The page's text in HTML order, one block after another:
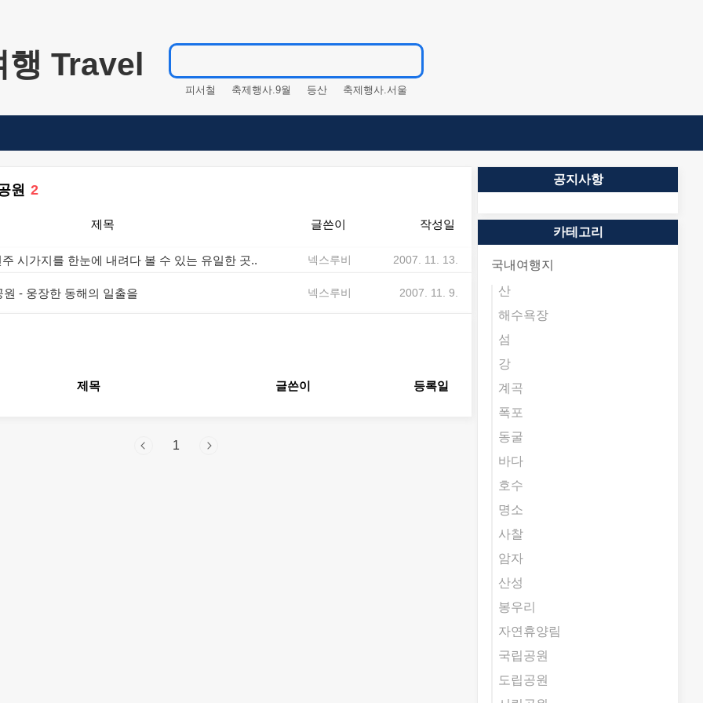
행 Travel
피서철 축제행사.9월 등산
축제행사.서울
바다
주말산행 축제행사.10월
제주도
축제행사.경기도 피서
휴가
겨울축제
원 2
제목 글쓴이 작성일
시가지를 한눈에 내려다 볼 수 있는 유일한 곳.. 넥스루비 2007. 11. 13.
- 웅장한 동해의 일출을 넥스루비 2007. 11. 9.
제목 글쓴이 등록일
1
공지사항
카테고리
국내여행지
산
해수욕장
섬
강
계곡
폭포
동굴
바다
호수
명소
사찰
암자
산성
봉우리
자연휴양림
국립공원
도립공원